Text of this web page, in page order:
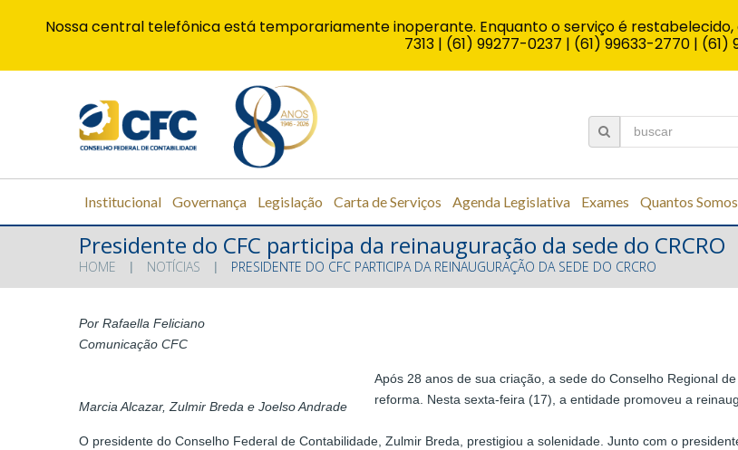
Institucional Governança Legislação Carta de Serviços Agenda Legislativa Exames Quantos Somos
Presidente do CFC participa da reinauguração da sede do CRCRO
HOME NOTÍCIAS PRESIDENTE DO CFC PARTICIPA DA REINAUGURAÇÃO DA SEDE DO CRCRO
Por Rafaella Feliciano
Comunicação CFC
Marcia Alcazar, Zulmir Breda e Joelso Andrade
Após 28 anos de sua criação, a sede do Conselho Regional
reforma. Nesta sexta-feira (17), a entidade promoveu a
O presidente do Conselho Federal de Contabilidade, Zulmir Breda, prestigiou a solenidade. Junto com o
Nossa central telefônica está temporariamente inoperante. Enquanto o serviço é
7313 | (61) 99277-0237 | (61) 99633-2770 | (61)